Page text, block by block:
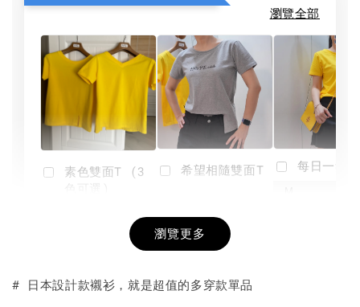
瀏覽全部
素色雙面T (3
+
希望相隨雙面T
NT$ 190
-
每日一笑
瀏覽更多
# 日本設計款襯衫，就是超值的多穿款單品